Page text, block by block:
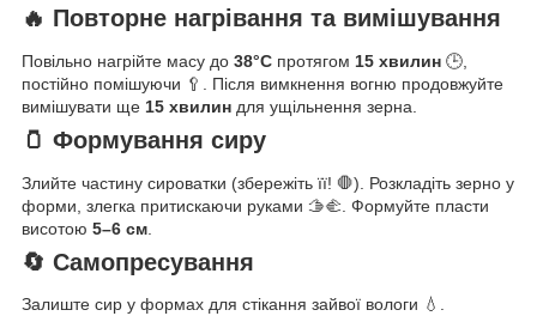
🔥 Повторне нагрівання та вимішування
Повільно нагрійте масу до 38°C протягом 15 хвилин 🕒,
постійно помішуючи 🥄. Після вимкнення вогню продовжуйте
вимішувати ще 15 хвилин для ущільнення зерна.
🫙 Формування сиру
Злийте частину сироватки (збережіть її! 🛑). Розкладіть зерно у
форми, злегка притискаючи руками 🫱🫲. Формуйте пласти
висотою 5–6 см
🔄 Самопресування
Залиште сир у формах для стікання зайвої вологи 💧.